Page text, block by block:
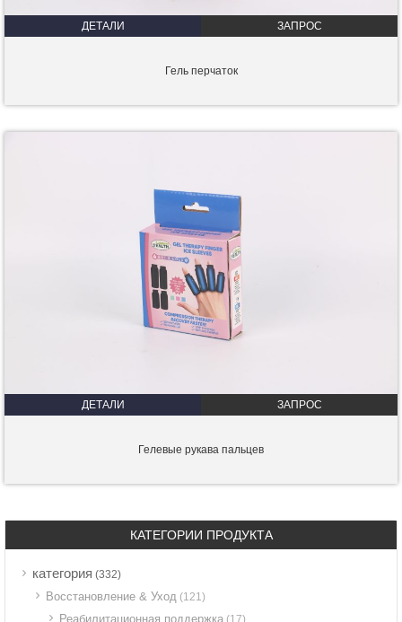
ДЕТАЛИ ЗАПРОС
Гель перчаток
ДЕТАЛИ ЗАПРОС
Гелевые рукава пальцев
КАТЕГОРИИ ПРОДУКТА
категория (332)
Восстановление & Уход (121)
Реабилитационная поддержка (17)